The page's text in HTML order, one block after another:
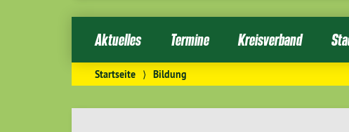
Aktuelles Termine Kreisverband
Startseite ⟩ Bildung